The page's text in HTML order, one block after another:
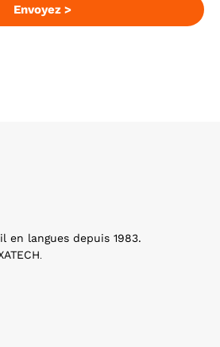
Envoyez >
en langues depuis 1983.
.